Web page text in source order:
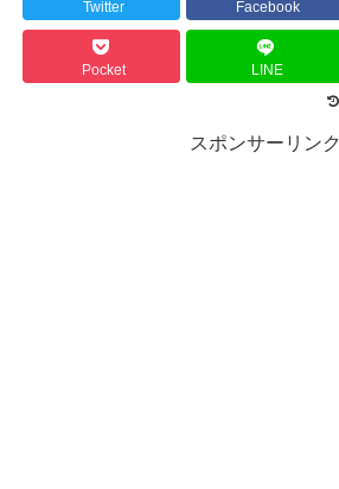
Twitter Facebook
Pocket LINE
スポンサーリンク